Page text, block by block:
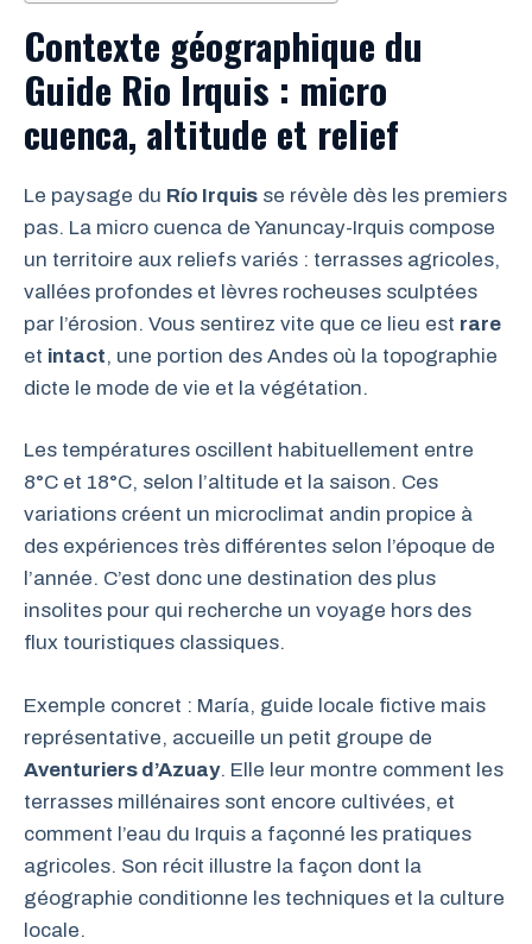
Contexte géographique du
Guide Rio Irquis : micro
cuenca, altitude et relief
Le paysage du Río Irquis se révèle dès les premiers
pas. La micro cuenca de Yanuncay-Irquis compose
un territoire aux reliefs variés : terrasses agricoles,
vallées profondes et lèvres rocheuses sculptées
par l’érosion. Vous sentirez vite que ce lieu est rare
et intact, une portion des Andes où la topographie
dicte le mode de vie et la végétation.
Les températures oscillent habituellement entre
8°C et 18°C, selon l’altitude et la saison. Ces
variations créent un microclimat andin propice à
des expériences très différentes selon l’époque de
l’année. C’est donc une destination des plus
insolites pour qui recherche un voyage hors des
flux touristiques classiques.
Exemple concret : María, guide locale fictive mais
représentative, accueille un petit groupe de
Aventuriers d’Azuay. Elle leur montre comment les
terrasses millénaires sont encore cultivées, et
comment l’eau du Irquis a façonné les pratiques
agricoles. Son récit illustre la façon dont la
géographie conditionne les techniques et la culture
locale.